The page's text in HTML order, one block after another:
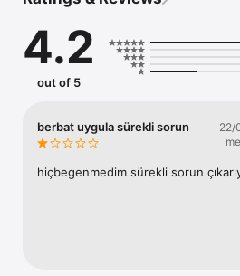
4.2
out of 5
berbat uygula sürekli sorun
22/
hiçbegenmedim sürekli sorun